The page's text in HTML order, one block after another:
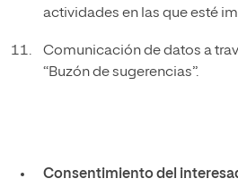
actividades en las que esté
Comunicación de datos a
“Buzón de sugerencias”.
Consentimiento del